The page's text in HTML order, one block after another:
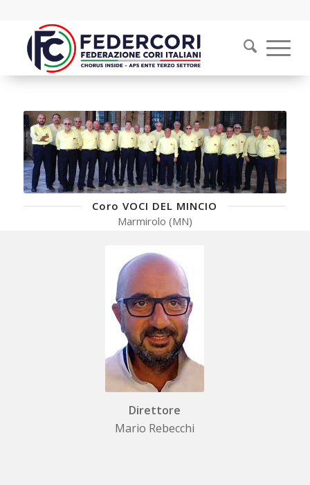
Coro VOCI DEL MINCIO
Marmirolo (MN)
Direttore
Mario Rebecchi